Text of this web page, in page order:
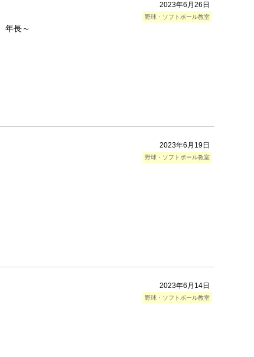
2023年6月26日
野球・ソフトボール教室
年長～
2023年6月19日
野球・ソフトボール教室
2023年6月14日
野球・ソフトボール教室